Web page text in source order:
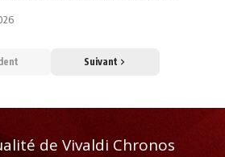
Suivant
de Vivaldi Chronos